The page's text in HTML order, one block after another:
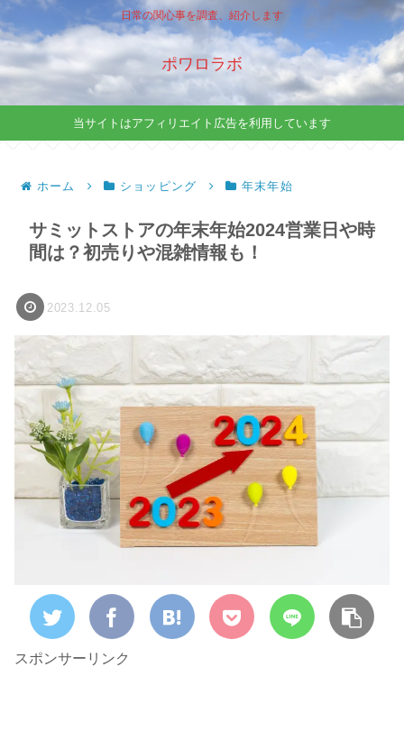
日常の関心事を調査、紹介します
ポワロラボ
当サイトはアフィリエイト広告を利用しています
ホーム ショッピング 年末年始
サミットストアの年末年始2024営業日や時
間は？初売りや混雑情報も！
2023.12.05
スポンサーリンク